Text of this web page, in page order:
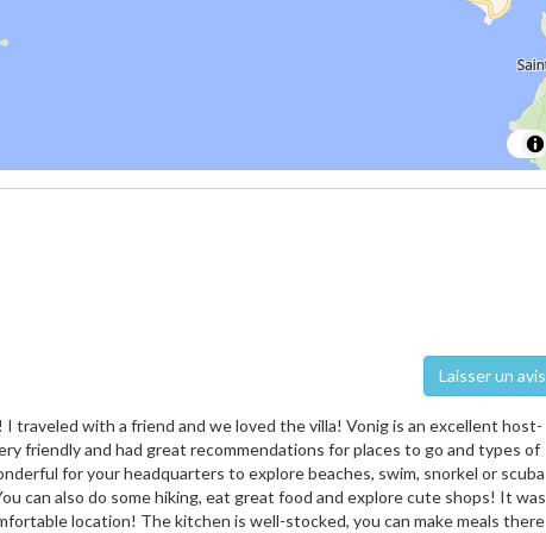
Laisser un avis
traveled with a friend and we loved the villa! Vonig is an excellent host-
friendly and had great recommendations for places to go and types of
for your headquarters to explore beaches, swim, snorkel or scuba
can also do some hiking, eat great food and explore cute shops! It was
location! The kitchen is well-stocked, you can make meals there